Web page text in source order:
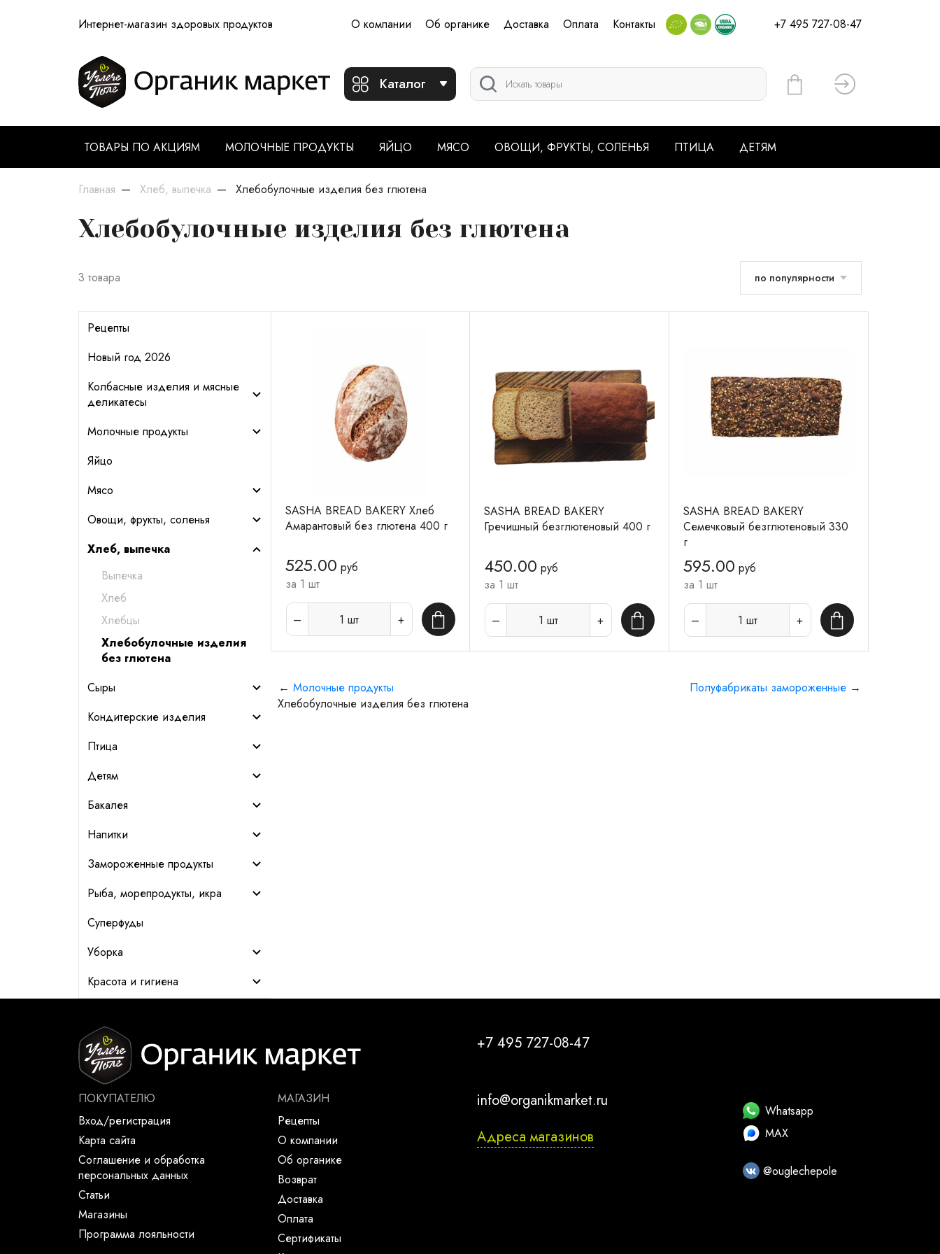
Интернет-магазин здоровых продуктов О компании Об органике Доставка Оплата Контакты +7 495 727-08-47
Каталог Вход
ТОВАРЫ ПО АКЦИЯМ МОЛОЧНЫЕ ПРОДУКТЫ ЯЙЦО МЯСО ОВОЩИ, ФРУКТЫ, СОЛЕНЬЯ ПТИЦА ДЕТЯМ
Главная Хлеб, выпечка Хлебобулочные изделия без глютена
Хлебобулочные изделия без глютена
3 товара по популярности
Рецепты
Новый год 2026
Колбасные изделия и мясные
деликатесы
Молочные продукты
Яйцо
Мясо
Овощи, фрукты, соленья
Хлеб, выпечка
Выпечка
Хлеб
Хлебцы
Хлебобулочные изделия
без глютена
Сыры
Кондитерские изделия
Птица
Детям
Бакалея
Напитки
Замороженные продукты
Рыба, морепродукты, икра
Суперфуды
Уборка
Красота и гигиена
SASHA BREAD BAKERY Хлеб
Амарантовый без глютена 400 г
525.00 руб
за 1 шт
1 шт В корзину
SASHA BREAD BAKERY
Гречишный безглютеновый 400 г
450.00 руб
за 1 шт
1 шт В корзину
SASHA BREAD BAKERY
Семечковый безглютеновый 330
г
595.00 руб
за 1 шт
1 шт В корзину
← Молочные продукты Полуфабрикаты замороженные →
Хлебобулочные изделия без глютена
ПОКУПАТЕЛЮ
Вход/регистрация
Карта сайта
Соглашение и обработка
персональных данных
Статьи
Магазины
Программа лояльности
МАГАЗИН
Рецепты
О компании
Об органике
Возврат
Доставка
Оплата
Сертификаты
+7 495 727-08-47
info@organikmarket.ru
Адреса магазинов
Whatsapp
MAX
@ouglechepole